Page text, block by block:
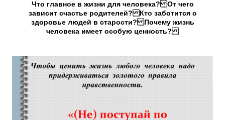
Что главное в жизни для человека? От чего
зависит счастье родителей? Кто заботится о
здоровье людей в старости? Почему жизнь
человека имеет особую ценность?